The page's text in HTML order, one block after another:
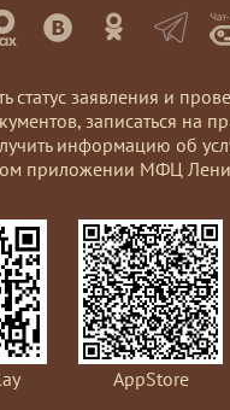
статус заявления и
записаться на
информацию об
приложении МФЦ
AppStore